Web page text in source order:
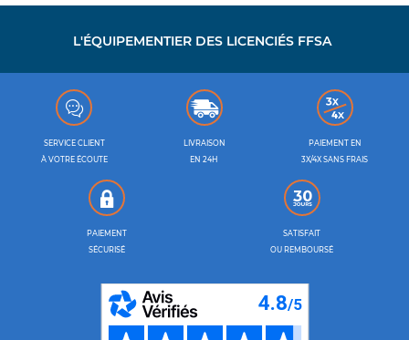
L'ÉQUIPEMENTIER DES LICENCIÉS FFSA
SERVICE CLIENT
À VOTRE ÉCOUTE
LIVRAISON
EN 24H
PAIEMENT EN
3X/4X SANS FRAIS
PAIEMENT
SÉCURISÉ
SATISFAIT
OU REMBOURSÉ